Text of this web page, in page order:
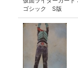
ゴシック S版